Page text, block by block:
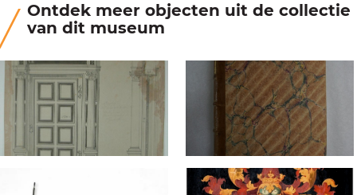
Ontdek meer objecten uit de collectie
van dit museum